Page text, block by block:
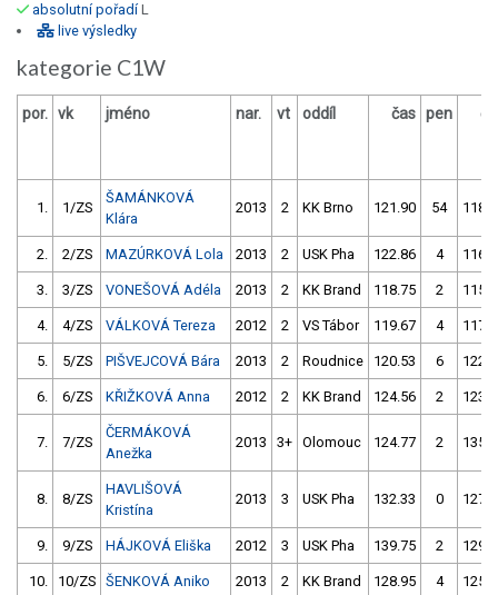
absolutní pořadíL
live výsledky
kategorie C1W
por. vk jméno nar. vt oddíl čas pen
1. 1/ZS
ŠAMÁNKOVÁ
Klára
2013 2 KK Brno 121.90 54
2. 2/ZS MAZÚRKOVÁ Lola 2013 2 USK Pha 122.86 4
3. 3/ZS VONEŠOVÁ Adéla 2013 2 KK Brand 118.75 2
4. 4/ZS VÁLKOVÁ Tereza 2012 2 VS Tábor 119.67 4
5. 5/ZS PIŠVEJCOVÁ Bára 2013 2 Roudnice 120.53 6
6. 6/ZS KŘIŽKOVÁ Anna 2012 2 KK Brand 124.56 2
7. 7/ZS
ČERMÁKOVÁ
Anežka
2013 3+ Olomouc 124.77 2
8. 8/ZS
HAVLIŠOVÁ
Kristína
2013 3 USK Pha 132.33 0
9. 9/ZS HÁJKOVÁ Eliška 2012 3 USK Pha 139.75 2
10. 10/ZS ŠENKOVÁ Aniko 2013 2 KK Brand 128.95 4